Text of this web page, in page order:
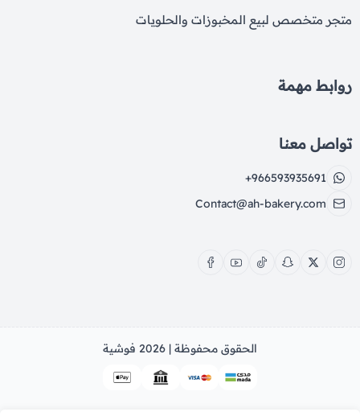
متجر متخصص لبيع المخبوزات والحلويات
روابط مهمة
تواصل معنا
+966593935691
Contact@ah-bakery.com
الحقوق محفوظة | 2026 فوشية